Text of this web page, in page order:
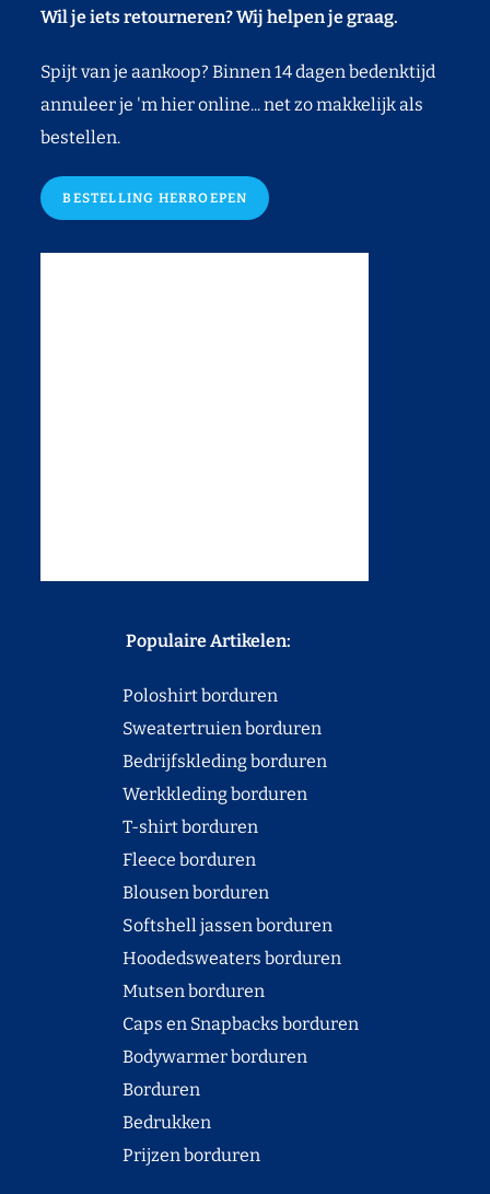
Wil je iets retourneren? Wij helpen je graag.
Spijt van je aankoop? Binnen 14 dagen bedenktijd
annuleer je 'm hier online... net zo makkelijk als
bestellen.
BESTELLING HERROEPEN
Populaire Artikelen:
Poloshirt borduren
Sweatertruien borduren
Bedrijfskleding borduren
Werkkleding borduren
T-shirt borduren
Fleece borduren
Blousen borduren
Softshell jassen borduren
Hoodedsweaters borduren
Mutsen borduren
Caps en Snapbacks borduren
Bodywarmer borduren
Borduren
Bedrukken
Prijzen borduren